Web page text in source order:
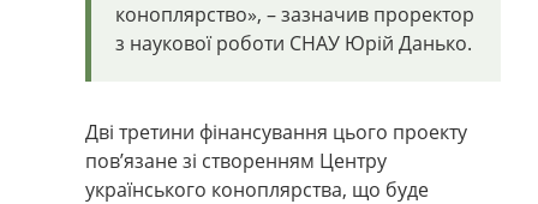
коноплярство», – зазначив проректор
з наукової роботи СНАУ Юрій Данько.
Дві третини фінансування цього проекту
пов’язане зі створенням Центру
українського коноплярства, що буде